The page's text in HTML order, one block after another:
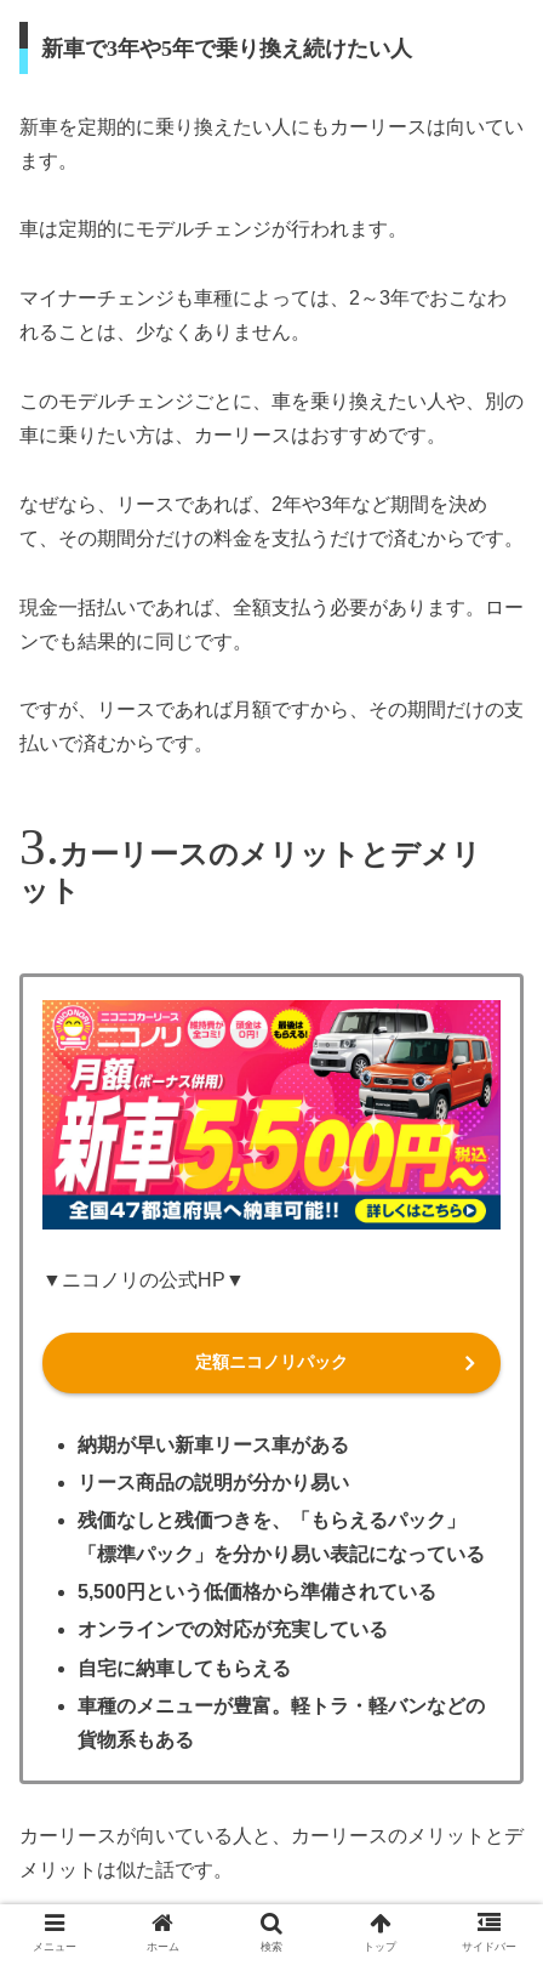
新車で3年や5年で乗り換え続けたい人
新車を定期的に乗り換えたい人にもカーリースは向いてい
ます。
車は定期的にモデルチェンジが行われます。
マイナーチェンジも車種によっては、2～3年でおこなわ
れることは、少なくありません。
このモデルチェンジごとに、車を乗り換えたい人や、別の
車に乗りたい方は、カーリースはおすすめです。
なぜなら、リースであれば、2年や3年など期間を決め
て、その期間分だけの料金を支払うだけで済むからです。
現金一括払いであれば、全額支払う必要があります。ロー
ンでも結果的に同じです。
ですが、リースであれば月額ですから、その期間だけの支
払いで済むからです。
カーリースのメリットとデメリ
ット
▼ニコノリの公式HP▼
定額ニコノリパック
納期が早い新車リース車がある
リース商品の説明が分かり易い
残価なしと残価つきを、「もらえるパック」
「標準パック」を分かり易い表記になっている
5,500円という低価格から準備されている
オンラインでの対応が充実している
自宅に納車してもらえる
車種のメニューが豊富。軽トラ・軽バンなどの
貨物系もある
カーリースが向いている人と、カーリースのメリットとデ
メリットは似た話です。
ですが、若干異なる点もありますし、デメリットも理解す
メニュー ホーム 検索 トップ サイドバー